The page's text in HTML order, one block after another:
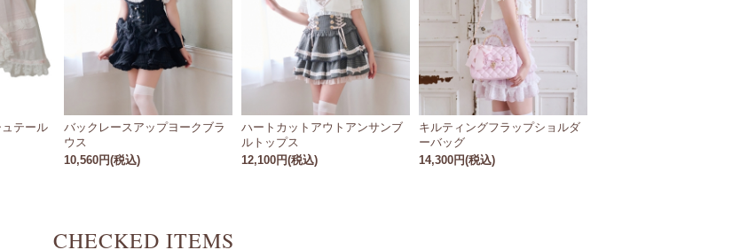
テール
バックレースアップヨークブラ
ウス
10,560円(税込)
ハートカットアウトアンサンブ
ルトップス
12,100円(税込)
キルティングフラップショルダ
ーバッグ
14,300円(税込)
CHECKED ITEMS